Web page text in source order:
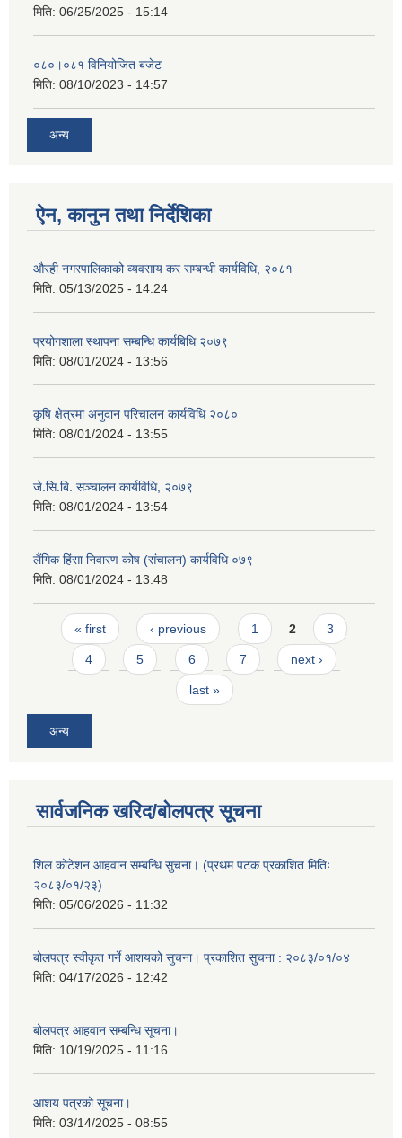
मिति: 06/25/2025 - 15:14
०८०।०८१ विनियोजित बजेट
मिति: 08/10/2023 - 14:57
अन्य
ऐन, कानुन तथा निर्देशिका
औरही नगरपालिकाको व्यवसाय कर सम्बन्धी कार्यविधि, २०८१
मिति: 05/13/2025 - 14:24
प्रयोगशाला स्थापना सम्बन्धि कार्यबिधि २०७९
मिति: 08/01/2024 - 13:56
कृषि क्षेत्रमा अनुदान परिचालन कार्यविधि २०८०
मिति: 08/01/2024 - 13:55
जे.सि.बि. सञ्चालन कार्यविधि, २०७९
मिति: 08/01/2024 - 13:54
लैंगिक हिंसा निवारण कोष (संचालन) कार्यविधि ०७९
मिति: 08/01/2024 - 13:48
Pages
« first ‹ previous 1 2 3
4 5 6 7 next ›
last »
अन्य
सार्वजनिक खरिद/बोलपत्र सूचना
शिल कोटेशन आहवान सम्बन्धि सुचना। (प्रथम पटक प्रकाशित मितिः
२०८३/०१/२३)
मिति: 05/06/2026 - 11:32
बोलपत्र स्वीकृत गर्ने आशयको सुचना। प्रकाशित सुचना : २०८३/०१/०४
मिति: 04/17/2026 - 12:42
बोलपत्र आहवान सम्बन्धि सूचना।
मिति: 10/19/2025 - 11:16
आशय पत्रको सूचना।
मिति: 03/14/2025 - 08:55